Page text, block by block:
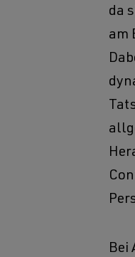
da
am
Bei